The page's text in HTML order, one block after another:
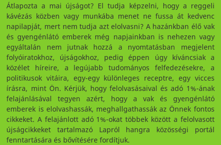
Átlapozta a mai újságot? El tudja képzelni, hogy a reggeli
kávézás közben vagy munkába menet ne fussa át kedvenc
napilapját, mert nem tudja azt elolvasni? A hazánkban élő vak
és gyengénlátó emberek még napjainkban is nehezen vagy
egyáltalán nem jutnak hozzá a nyomtatásban megjelent
folyóiratokhoz, újságokhoz, pedig éppen úgy kíváncsiak a
közélet híreire, a legújabb tudományos felfedezésekre, a
politikusok vitáira, egy-egy különleges receptre, egy vicces
írásra, mint Ön. Kérjük, hogy felolvasásaival és adó 1%-ának
felajánlásával tegyen azért, hogy a vak és gyengénlátó
emberek is elolvashassák, meghallgathassák az Önnek fontos
cikkeket. A felajánlott adó 1%-okat többek között a felolvasott
újságcikkeket tartalmazó Lapról hangra közösségi portál
fenntartására és bővítésére fordítjuk.